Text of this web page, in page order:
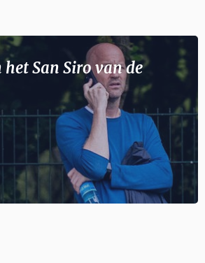
het San Siro van de